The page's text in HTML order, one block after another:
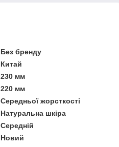
Без бренду
Китай
230 мм
220 мм
Середньої жорсткості
Натуральна шкіра
Середній
Новий